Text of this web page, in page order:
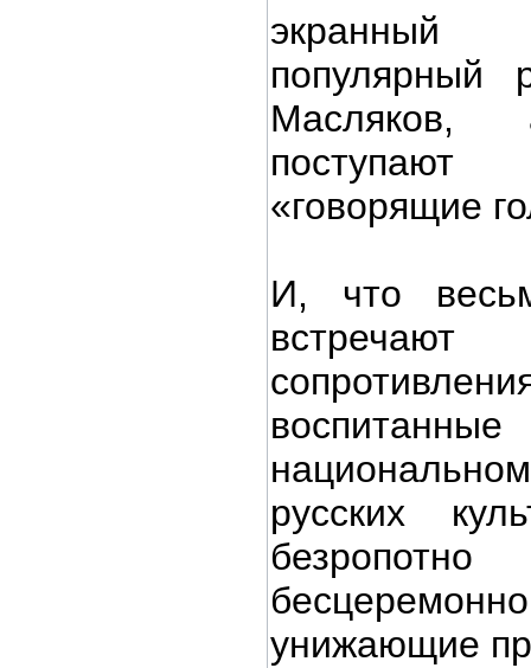
экранный
популярный
поступают
«говорящие
И, что
русских
унижающие